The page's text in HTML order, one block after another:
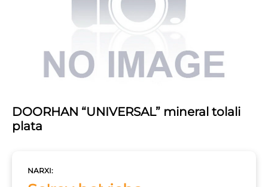
DOORHAN “UNIVERSAL” mineral tolali
plata
NARXI: